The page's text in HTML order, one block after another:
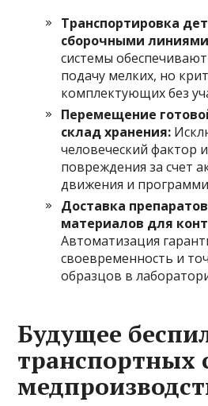
Транспортировка
сборочными
системы
подачу мелких, но
комплектующих без
Перемещение
склад хранения:
человеческий фактор
повреждения за счет
движения и
Доставка
материалов для
Автоматизация
своевременность и
образцов в
Будущее
транспортных